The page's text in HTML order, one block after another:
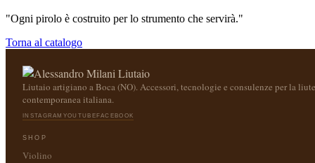
"Ogni pirolo è costruito per lo strumento che servirà."
Torna al catalogo
Liutaio artigiano a Boca (NO). Accessori, tecnologie e consulenze per la
contemporanea italiana.
INSTAGRAM YOUTUBE FACEBOOK
SHOP
Violino